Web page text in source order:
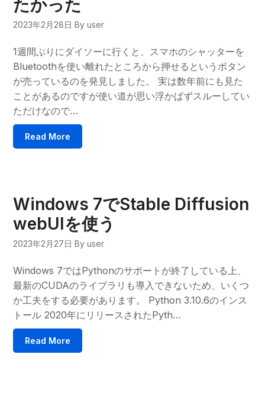
たかった
2023年2月28日 By user
1週間ぶりにダイソーに行くと、スマホのシャッターを
Bluetoothを使い離れたところから押せるというボタン
が売っているのを発見しました。 実は数年前にも見た
ことがあるのですが使い道が思い浮かばずスルーしてい
ただけなので…
Read More
Windows 7でStable Diffusion
webUIを使う
2023年2月27日 By user
Windows 7ではPythonのサポートが終了している上、
最新のCUDAのライブラリも導入できないため、いくつ
か工夫をする必要があります。 Python 3.10.6のインス
トール 2020年にリリースされたPyth…
Read More